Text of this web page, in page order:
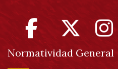
Normatividad General